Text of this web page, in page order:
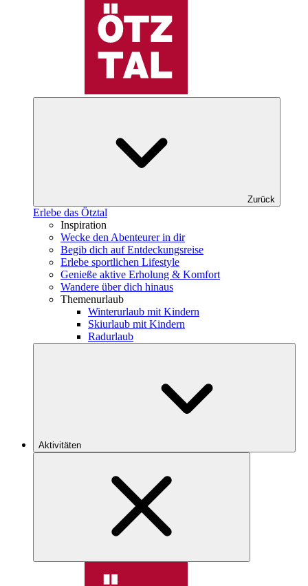
Zurück
Erlebe das Ötztal
Inspiration
Wecke den Abenteurer in dir
Begib dich auf Entdeckungsreise
Erlebe sportlichen Lifestyle
Genieße aktive Erholung & Komfort
Wandere über dich hinaus
Themenurlaub
Winterurlaub mit Kindern
Skiurlaub mit Kindern
Radurlaub
Aktivitäten